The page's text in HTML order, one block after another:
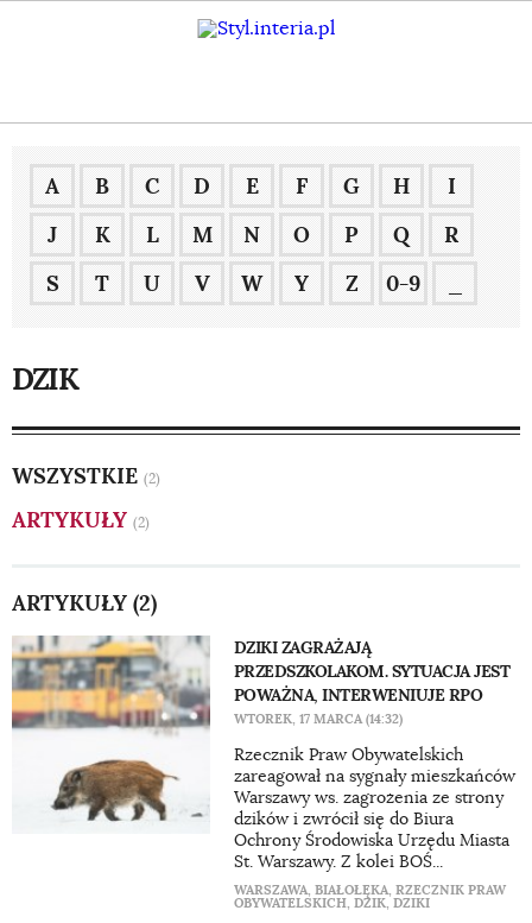
A B C D E F G H
I
J
K L M N O P Q
R
S
T U V W Y Z 0-9
DZIK
WSZYSTKIE (2)
ARTYKUŁY (2)
ARTYKUŁY (2)
DZIKI ZAGRAŻAJĄ
PRZEDSZKOLAKOM. SYTUACJA JEST
POWAŻNA, INTERWENIUJE RPO
WTOREK, 17 MARCA (14:32)
Rzecznik Praw Obywatelskich
zareagował na sygnały mieszkańców
Warszawy ws. zagrożenia ze strony
dzików i zwrócił się do Biura
Ochrony Środowiska Urzędu Miasta
St. Warszawy. Z kolei BOŚ...
WARSZAWA, BIAŁOŁĘKA, RZECZNIK PRAW
OBYWATELSKICH, DZIK, DZIKI